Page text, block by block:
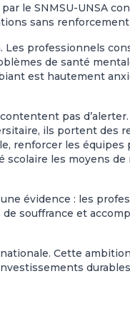
le SNMSU-UNSA
sans
Les professionnels
de santé
est hautement
pas
ils portent des
renforcer les
les moyens
évidence : les
souffrance et
Cette